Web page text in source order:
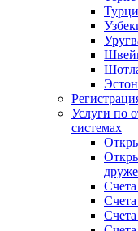
Услуги по
системах